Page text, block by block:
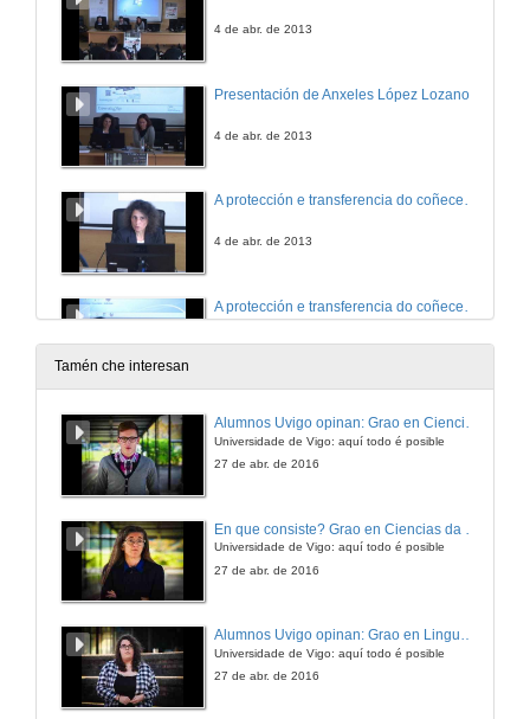
4 de abr. de 2013
Presentación de Anxeles López Lozano
4 de abr. de 2013
A protección e transferencia do coñecemento en ciencias humanas
4 de abr. de 2013
4 de abr. de 2013
Tamén che interesan
Alumnos Uvigo opinan: Grao en Ciencias da Linguaxe e Estudos Literarios
Universidade de Vigo: aquí todo é posible
27 de abr. de 2016
Universidade de Vigo: aquí todo é posible
27 de abr. de 2016
Alumnos Uvigo opinan: Grao en Linguas Estranxeiras
Universidade de Vigo: aquí todo é posible
27 de abr. de 2016